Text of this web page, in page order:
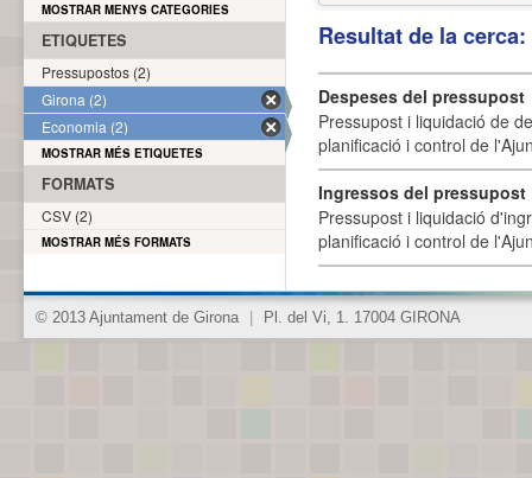
Resultat de la
Despeses del pressupost
Pressupost i liquidació de
planificació i control de
Ingressos del pressupost
Pressupost i liquidació
planificació i control de
MOSTRAR MENYS CATEGORIES
ETIQUETES
Pressupostos (2)
Girona (2)
Economia (2)
MOSTRAR MÉS ETIQUETES
FORMATS
CSV (2)
MOSTRAR MÉS FORMATS
© 2013 Ajuntament de Girona Pl. del Vi, 1. 17004 GIRONA